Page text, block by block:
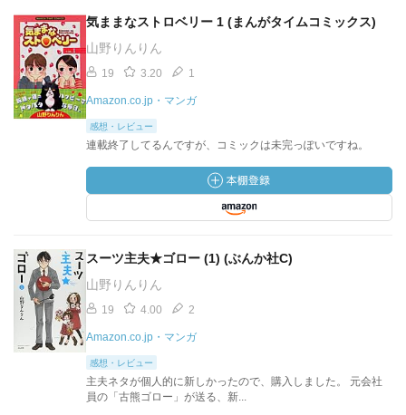
気ままなストロベリー 1 (まんがタイムコミックス)
山野りんりん
19 3.20 1
Amazon.co.jp・マンガ
感想・レビュー
連載終了してるんですが、コミックは未完っぽいですね。
スーツ主夫★ゴロー (1) (ぶんか社C)
山野りんりん
19 4.00 2
Amazon.co.jp・マンガ
感想・レビュー
主夫ネタが個人的に新しかったので、購入しました。 元会社
員の「古熊ゴロー」が送る、新...